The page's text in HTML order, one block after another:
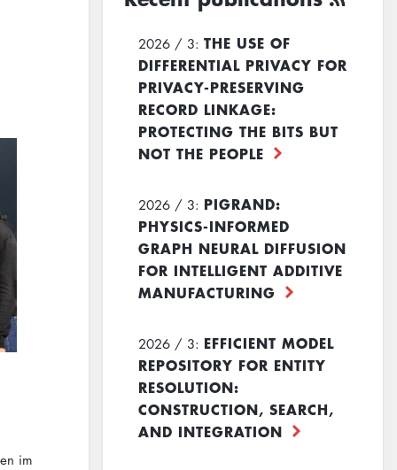
im
2026 / 3: THE USE OF
DIFFERENTIAL PRIVACY FOR
PRIVACY-PRESERVING
RECORD LINKAGE:
PROTECTING THE BITS BUT
NOT THE PEOPLE
2026 / 3: PIGRAND:
PHYSICS-INFORMED
GRAPH NEURAL DIFFUSION
FOR INTELLIGENT ADDITIVE
MANUFACTURING
2026 / 3: EFFICIENT MODEL
REPOSITORY FOR ENTITY
RESOLUTION:
CONSTRUCTION, SEARCH,
AND INTEGRATION